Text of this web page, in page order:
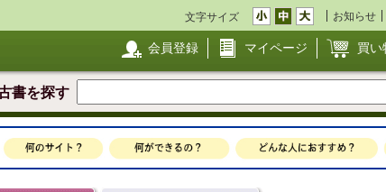
文字サイズ お知らせ
会員登録 マイページ 買い
書を探す